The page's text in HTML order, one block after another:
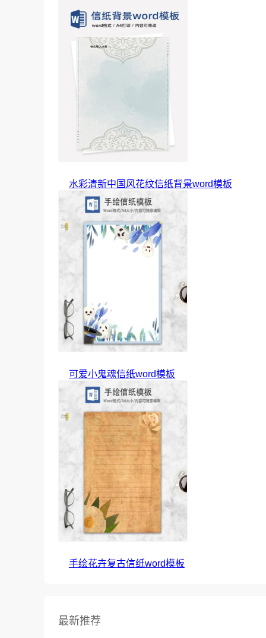
水彩清新中国风花纹信纸背景word模板
可爱小鬼魂信纸word模板
手绘花卉复古信纸word模板
最新推荐